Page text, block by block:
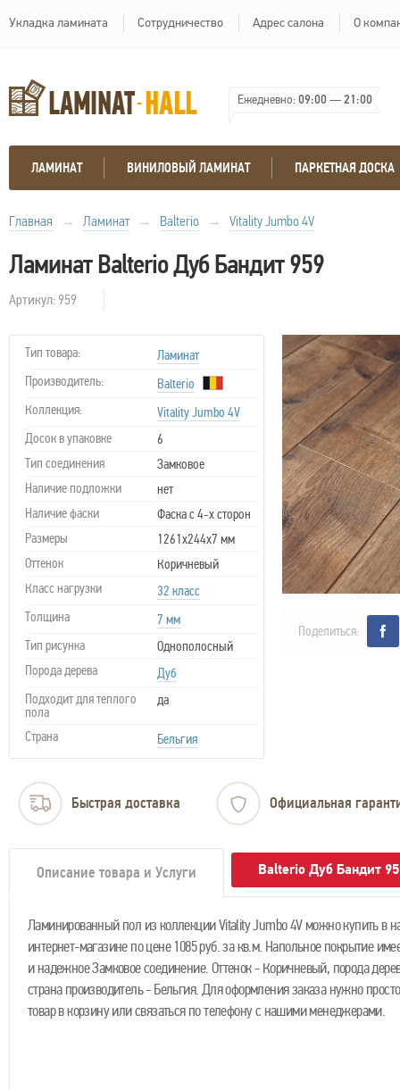
Укладка ламината Сотрудничество Адрес салона О
Ежедневно:09:00—21:00
ЛАМИНАТ ВИНИЛОВЫЙ ЛАМИНАТ ПАРКЕТНАЯ ДОСКА
Главная → Ламинат → Balterio → Vitality Jumbo 4V
Ламинат Balterio Дуб Бандит 959
Артикул: 959
Тип товара:
Ламинат
Производитель:
Balterio
Коллекция:
Vitality Jumbo 4V
Досок в упаковке
6
Тип соединения
Замковое
Наличие подложки
нет
Наличие фаски
Фаска с 4-х сторон
Размеры
1261x244x7 мм
Оттенок
Коричневый
Класс нагрузки
32 класс
Толщина
7 мм
Тип рисунка
Однополосный
Порода дерева
Дуб
Подходит для теплого
пола
да
Страна Бельгия
Поделиться:
Быстрая доставка Официальная
Описание товара и Услуги Balterio Дуб Бандит
Ламинированный пол из коллекции Vitality Jumbo 4V можно купить в
интернет-магазине по цене 1085 руб. за кв.м. Напольное покрытие
и надежное Замковое соединение. Оттенок - Коричневый, порода
страна производитель - Бельгия. Для оформления заказа нужно
товар в корзину или связаться по телефону с нашими менеджерами.